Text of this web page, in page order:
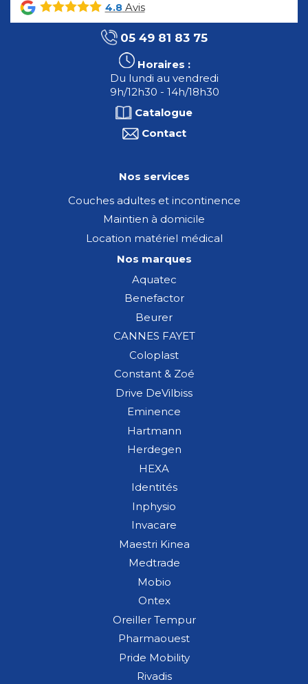
4.8Avis
05 49 81 83 75
Horaires :
Du lundi au vendredi
9h/12h30 - 14h/18h30
Catalogue
Contact
Nos services
Couches adultes et incontinence
Maintien à domicile
Location matériel médical
Nos marques
Aquatec
Benefactor
Beurer
CANNES FAYET
Coloplast
Constant & Zoé
Drive DeVilbiss
Eminence
Hartmann
Herdegen
HEXA
Identités
Inphysio
Invacare
Maestri Kinea
Medtrade
Mobio
Ontex
Oreiller Tempur
Pharmaouest
Pride Mobility
Rivadis